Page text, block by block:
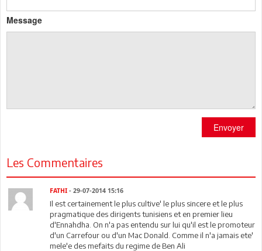
Message
Envoyer
Les Commentaires
FATHI - 29-07-2014 15:16
Il est certainement le plus cultive' le plus sincere et le plus
pragmatique des dirigents tunisiens et en premier lieu
d'Ennahdha. On n'a pas entendu sur lui qu'il est le promoteur
d'un Carrefour ou d'un Mac Donald. Comme il n'a jamais ete'
mele'e des mefaits du regime de Ben Ali